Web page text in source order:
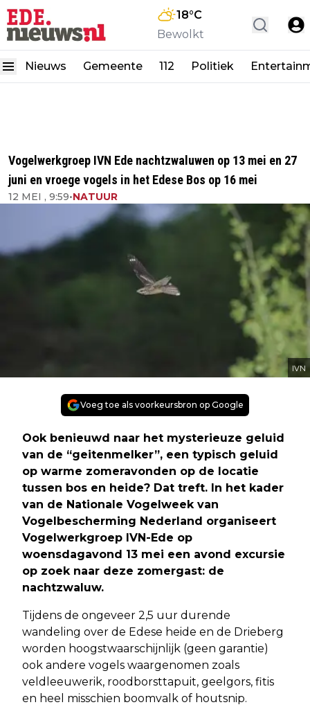
18°C
Bewolkt
Nieuws Gemeente 112 Politiek
Vogelwerkgroep IVN Ede nachtzwaluwen op 13 mei en 27
juni en vroege vogels in het Edese Bos op 16 mei
12 MEI , 9:59•NATUUR
IVN
Voeg toe als voorkeursbron op Google
Ook benieuwd naar het mysterieuze geluid
van de “geitenmelker”, een typisch geluid
op warme zomeravonden op de locatie
tussen bos en heide? Dat treft. In het kader
van de Nationale Vogelweek van
Vogelbescherming Nederland organiseert
Vogelwerkgroep IVN-Ede op
woensdagavond 13 mei een avond excursie
op zoek naar deze zomergast: de
nachtzwaluw.
Tijdens de ongeveer 2,5 uur durende
wandeling over de Edese heide en de Drieberg
worden hoogstwaarschijnlijk (geen garantie)
ook andere vogels waargenomen zoals
veldleeuwerik, roodborsttapuit, geelgors, fitis
en heel misschien boomvalk of houtsnip.